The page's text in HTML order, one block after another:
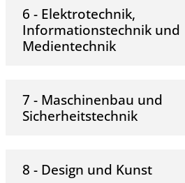
6 - Elektrotechnik,
Informationstechnik und
Medientechnik
7 - Maschinenbau und
Sicherheitstechnik
8 - Design und Kunst